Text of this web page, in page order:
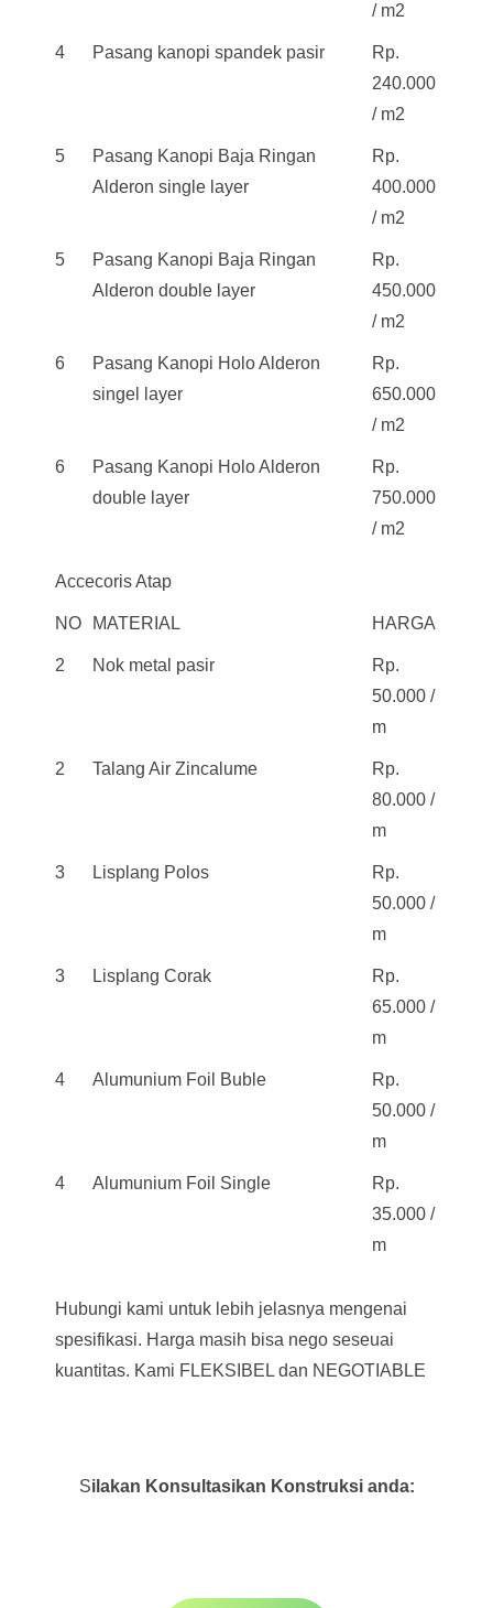
/ m2
4 Pasang kanopi spandek pasir
Rp.
240.000
/ m2
5
Pasang Kanopi Baja Ringan
Alderon single layer
Rp.
400.000
/ m2
5
Pasang Kanopi Baja Ringan
Alderon double layer
Rp.
450.000
/ m2
6
Pasang Kanopi Holo Alderon
singel layer
Rp.
650.000
/ m2
6
Pasang Kanopi Holo Alderon
double layer
Rp.
750.000
/ m2
Accecoris Atap
NO MATERIAL HARGA
2 Nok metal pasir
Rp.
50.000 /
m
2 Talang Air Zincalume
Rp.
80.000 /
m
3 Lisplang Polos
Rp.
50.000 /
m
3 Lisplang Corak
Rp.
65.000 /
m
4 Alumunium Foil Buble
Rp.
50.000 /
m
4 Alumunium Foil Single
Rp.
35.000 /
m
Hubungi kami untuk lebih jelasnya mengenai
spesifikasi. Harga masih bisa nego seseuai
kuantitas. Kami FLEKSIBEL dan NEGOTIABLE
Silakan Konsultasikan Konstruksi anda: